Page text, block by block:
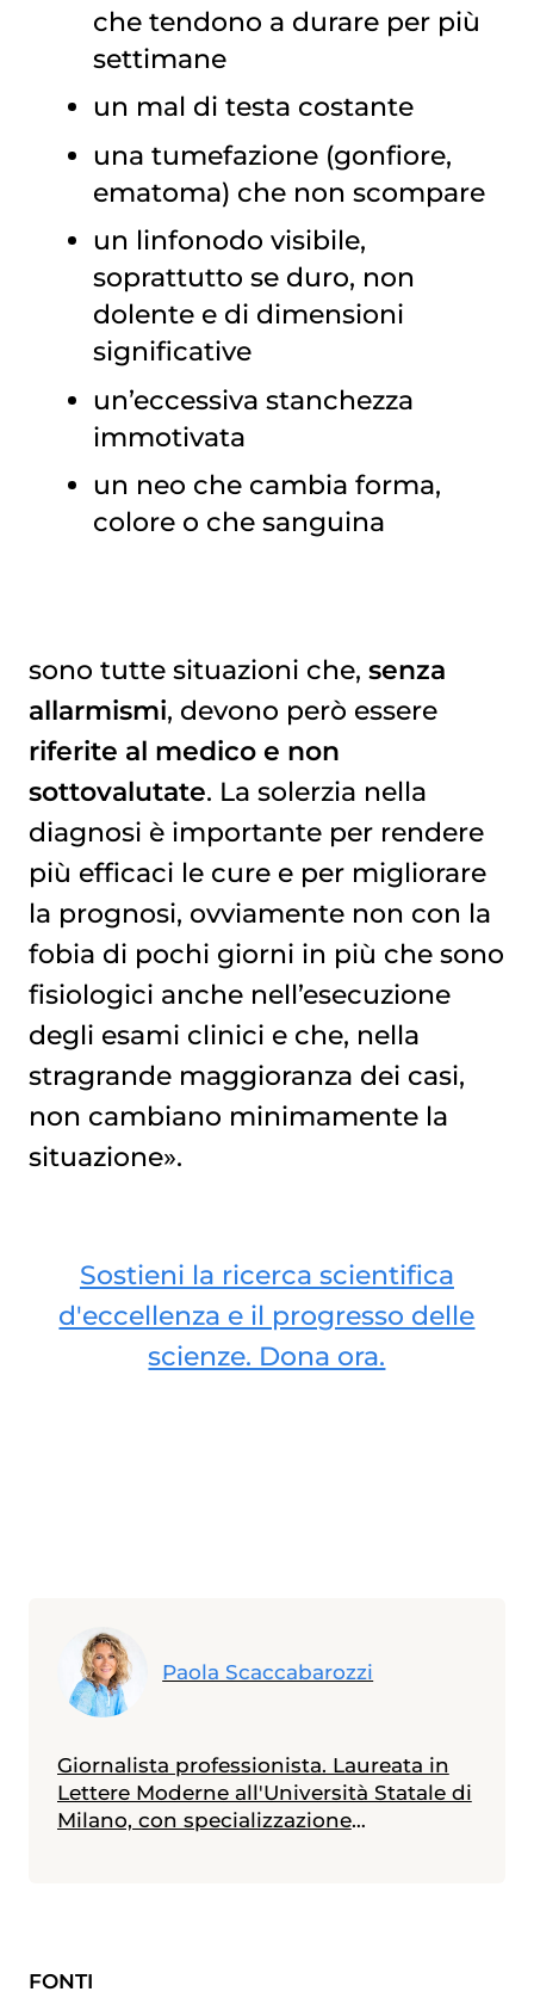
che tendono a durare per più
settimane
un mal di testa costante
una tumefazione (gonfiore,
ematoma) che non scompare
un linfonodo visibile,
soprattutto se duro, non
dolente e di dimensioni
significative
un’eccessiva stanchezza
immotivata
un neo che cambia forma,
colore o che sanguina
sono tutte situazioni che, senza
allarmismi, devono però essere
riferite al medico e non
sottovalutate. La solerzia nella
diagnosi è importante per rendere
più efficaci le cure e per migliorare
la prognosi, ovviamente non con la
fobia di pochi giorni in più che sono
fisiologici anche nell’esecuzione
degli esami clinici e che, nella
stragrande maggioranza dei casi,
non cambiano minimamente la
situazione».
Sostieni la ricerca scientifica
d'eccellenza e il progresso delle
scienze. Dona ora.
Paola Scaccabarozzi
Giornalista professionista. Laureata in
Lettere Moderne all'Università Statale di
Milano, con specializzazione
Lombardia. Ha scritto: "Quando un
FONTI